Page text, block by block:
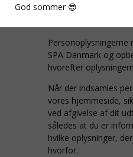
personoplysninger
Personoplysningerne
SPA Danmark og
hvorefter
Når der indsamles
vores hjemmeside,
ved afgivelse af dit
således at du er
hvilke oplysninger,
hvorfor.
God sommer 😎